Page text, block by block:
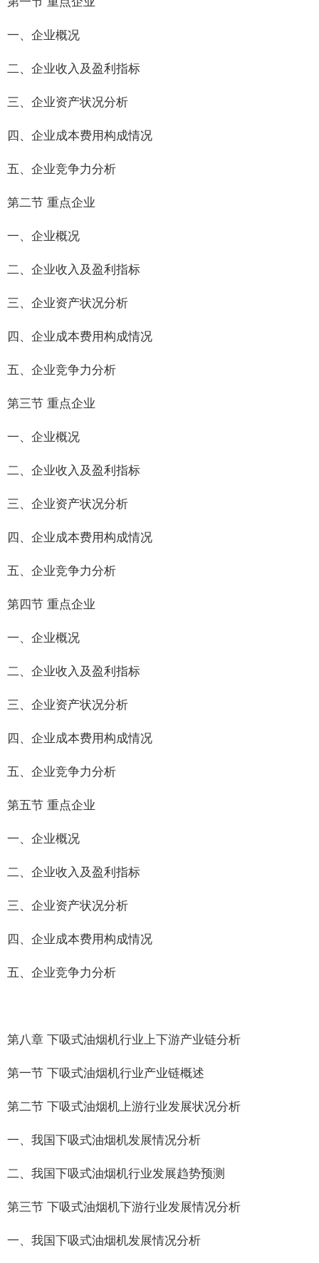
一、企业概况
二、企业收入及盈利指标
三、企业资产状况分析
四、企业成本费用构成情况
五、企业竞争力分析
第二节 重点企业
一、企业概况
二、企业收入及盈利指标
三、企业资产状况分析
四、企业成本费用构成情况
五、企业竞争力分析
第三节 重点企业
一、企业概况
二、企业收入及盈利指标
三、企业资产状况分析
四、企业成本费用构成情况
五、企业竞争力分析
第四节 重点企业
一、企业概况
二、企业收入及盈利指标
三、企业资产状况分析
四、企业成本费用构成情况
五、企业竞争力分析
第五节 重点企业
一、企业概况
二、企业收入及盈利指标
三、企业资产状况分析
四、企业成本费用构成情况
五、企业竞争力分析
第八章 下吸式油烟机行业上下游产业链分析
第一节 下吸式油烟机行业产业链概述
第二节 下吸式油烟机上游行业发展状况分析
一、我国下吸式油烟机发展情况分析
二、我国下吸式油烟机行业发展趋势预测
第三节 下吸式油烟机下游行业发展情况分析
一、我国下吸式油烟机发展情况分析